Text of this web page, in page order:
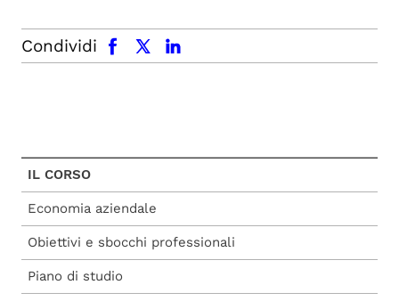
Condividi
facebook x.com linkedin
IL CORSO
Economia aziendale
Obiettivi e sbocchi professionali
Piano di studio